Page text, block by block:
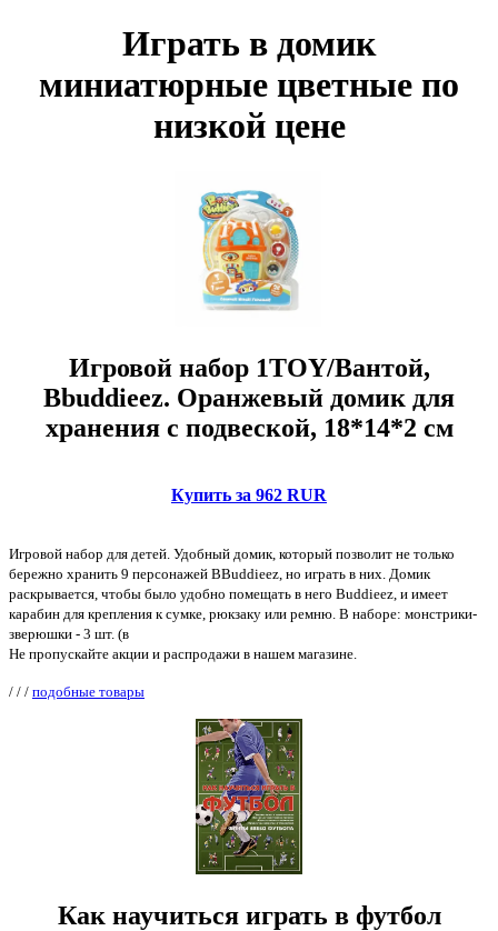
Играть в домик
миниатюрные цветные по
низкой цене
Игровой набор 1TOY/Вантой,
Bbuddieez. Оранжевый домик для
хранения с подвеской, 18*14*2 см
Купить за 962 RUR
Игровой набор для детей. Удобный домик, который позволит не только
бережно хранить 9 персонажей BBuddieez, но играть в них. Домик
раскрывается, чтобы было удобно помещать в него Buddieez, и имеет
карабин для крепления к сумке, рюкзаку или ремню. В наборе: монстрики-
зверюшки - 3 шт. (в
Не пропускайте акции и распродажи в нашем магазине.
/ / / подобные товары
Как научиться играть в футбол